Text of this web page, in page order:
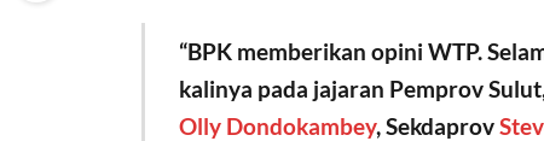
“BPK memberikan opini WTP.
kalinya pada jajaran Pemprov
Olly Dondokambey, Sekdaprov